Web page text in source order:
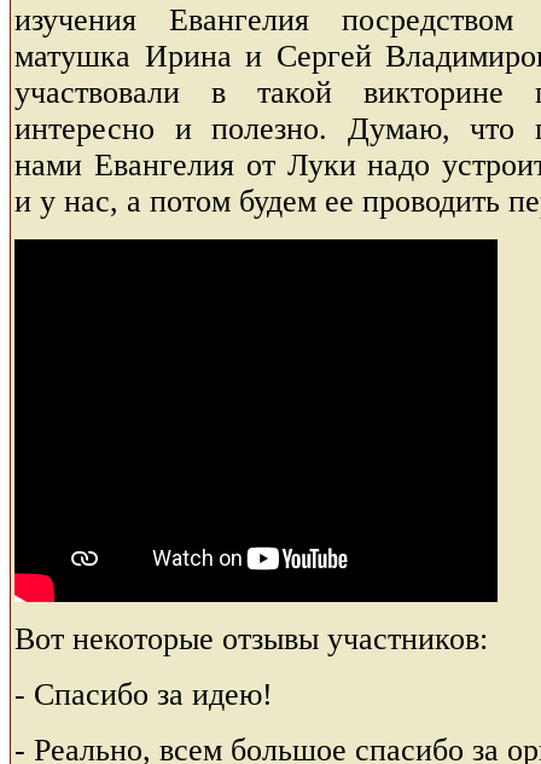
изучения Евангелия
матушка Ирина и Сергей
участвовали в такой
интересно и полезно. Думаю, что
нами Евангелия от Луки надо
и у нас, а потом будем ее проводить
Вот некоторые отзывы участников:
- Спасибо за идею!
- Реально, всем большое спасибо за